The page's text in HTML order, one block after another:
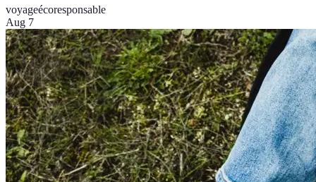
voyageécoresponsable
Aug 7